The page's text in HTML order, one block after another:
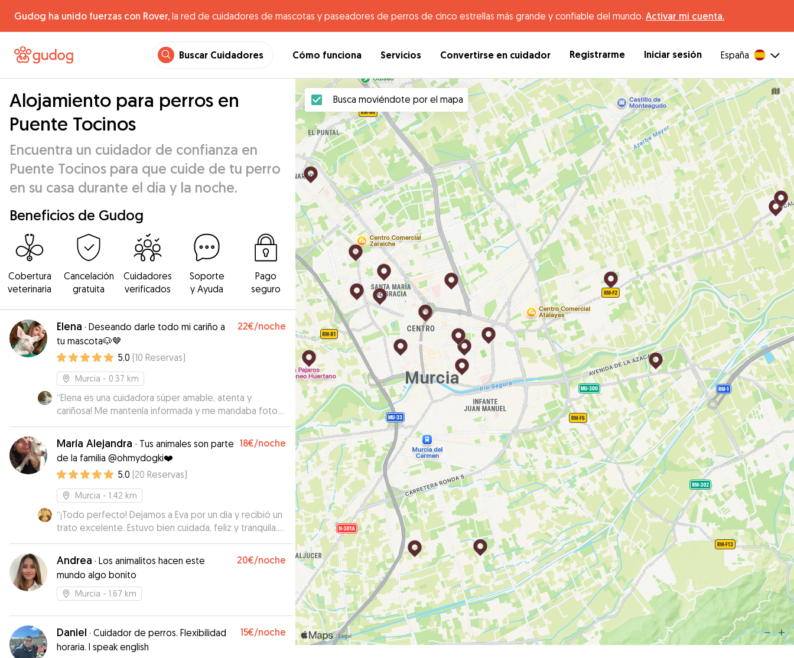
Gudog ha unido fuerzas con Rover, la red de cuidadores de mascotas y paseadores de perros de cinco estrellas más grande y confiable del mundo. Activar mi cuenta.
Buscar Cuidadores Cómo funciona Servicios Convertirse en cuidador Registrarme Iniciar sesión España
Alojamiento para perros en
Puente Tocinos
Encuentra un cuidador de confianza en
Puente Tocinos para que cuide de tu perro
en su casa durante el día y la noche.
Beneficios de Gudog
Cobertura
veterinaria
Cancelación
gratuita
Cuidadores
verificados
Soporte
y Ayuda
Pago
seguro
Elena · Deseando darle todo mi cariño a
tu mascota🐶🤎
22€/noche
5.0 (10 Reservas)
Murcia - 0.37 km
“Elena es una cuidadora súper amable, atenta y
cariñosa! Me mantenía informada y me mandaba fotos
a diario. Estoy segura de que Max habrá estado como
en casa. Repetiremos seguro! Gracias por todo Elena!
María Alejandra · Tus animales son parte
de la familia @ohmydogki❤️
18€/noche
5.0 (20 Reservas)
Murcia - 1.42 km
“¡Todo perfecto! Dejamos a Eva por un día y recibió un
trato excelente. Estuvo bien cuidada, feliz y tranquila.
Sin duda repetiremos. ¡Muchas gracias, María!”
Andrea · Los animalitos hacen este
mundo algo bonito
20€/noche
Murcia - 1.67 km
Daniel · Cuidador de perros. Flexibilidad
horaria. I speak english
15€/noche
Busca moviéndote por el mapa